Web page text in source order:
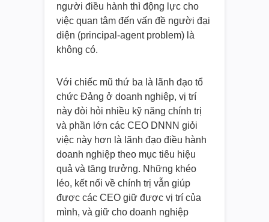
người điều hành thì động lực cho
việc quan tâm đến vấn đề người đại
diện (principal-agent problem) là
không có.
Với chiếc mũ thứ ba là lãnh đạo tổ
chức Đảng ở doanh nghiệp, vị trí
này đòi hỏi nhiều kỹ năng chính trị
và phần lớn các CEO DNNN giỏi
việc này hơn là lãnh đạo điều hành
doanh nghiệp theo mục tiêu hiệu
quả và tăng trưởng. Những khéo
léo, kết nối về chính trị vẫn giúp
được các CEO giữ được vị trí của
mình, và giữ cho doanh nghiệp